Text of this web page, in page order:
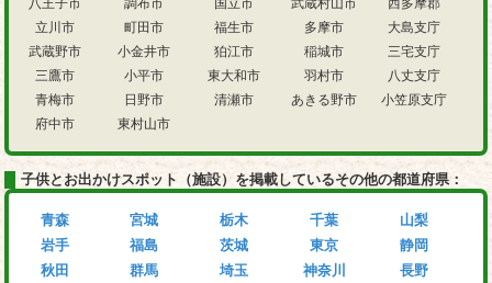
立川市
武蔵野市
三鷹市
青梅市
府中市
町田市
小金井市
小平市
日野市
東村山市
福生市
狛江市
東大和市
清瀬市
多摩市
稲城市
羽村市
あきる野市
大島支庁
三宅支庁
八丈支庁
小笠原支庁
子供とお出かけスポット（施設）を掲載しているその他の都道府県：
青森
岩手
秋田
宮城
福島
群馬
栃木
茨城
埼玉
千葉
東京
神奈川
山梨
静岡
長野